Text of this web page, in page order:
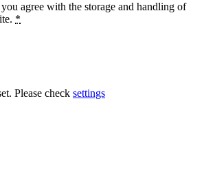
agree with the storage and handling of
*
Please check settings